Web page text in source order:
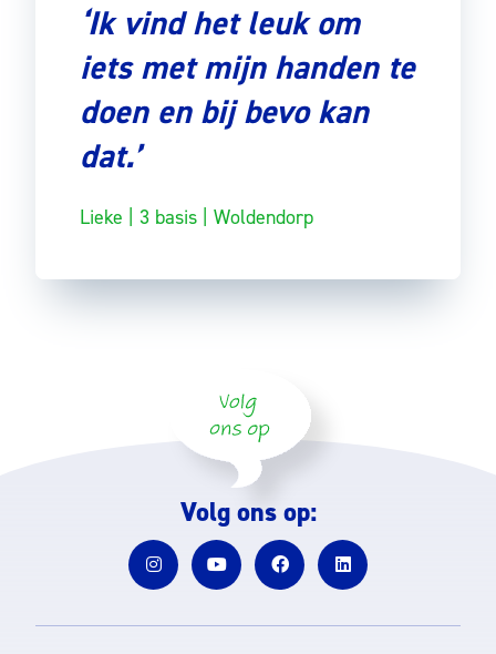
‘Ik vind het leuk om
iets met mijn handen te
doen en bij bevo kan
dat.’
Lieke | 3 basis | Woldendorp
Volg ons op: